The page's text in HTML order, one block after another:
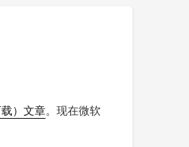
）文章。现在微软